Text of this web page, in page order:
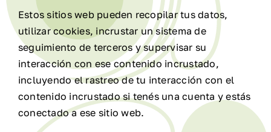
Estos sitios web pueden recopilar tus datos,
utilizar cookies, incrustar un sistema de
seguimiento de terceros y supervisar su
interacción con ese contenido incrustado,
incluyendo el rastreo de tu interacción con el
contenido incrustado si tenés una cuenta y estás
conectado a ese sitio web.